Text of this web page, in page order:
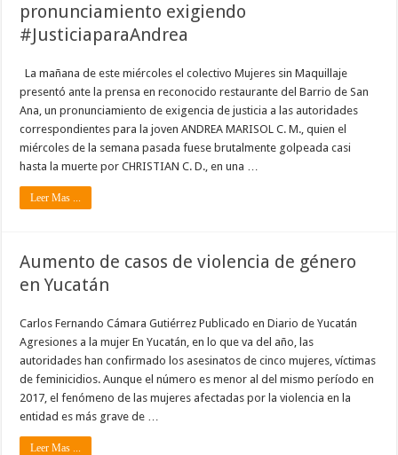
pronunciamiento exigiendo
#JusticiaparaAndrea
La mañana de este miércoles el colectivo Mujeres sin Maquillaje
presentó ante la prensa en reconocido restaurante del Barrio de San
Ana, un pronunciamiento de exigencia de justicia a las autoridades
correspondientes para la joven ANDREA MARISOL C. M., quien el
miércoles de la semana pasada fuese brutalmente golpeada casi
hasta la muerte por CHRISTIAN C. D., en una …
Leer Mas ...
Aumento de casos de violencia de género
en Yucatán
Carlos Fernando Cámara Gutiérrez Publicado en Diario de Yucatán
Agresiones a la mujer En Yucatán, en lo que va del año, las
autoridades han confirmado los asesinatos de cinco mujeres, víctimas
de feminicidios. Aunque el número es menor al del mismo período en
2017, el fenómeno de las mujeres afectadas por la violencia en la
entidad es más grave de …
Leer Mas ...